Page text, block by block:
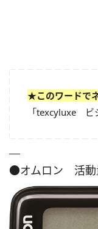
★このワードで
「texcyluxe ビ
●オムロン 活動